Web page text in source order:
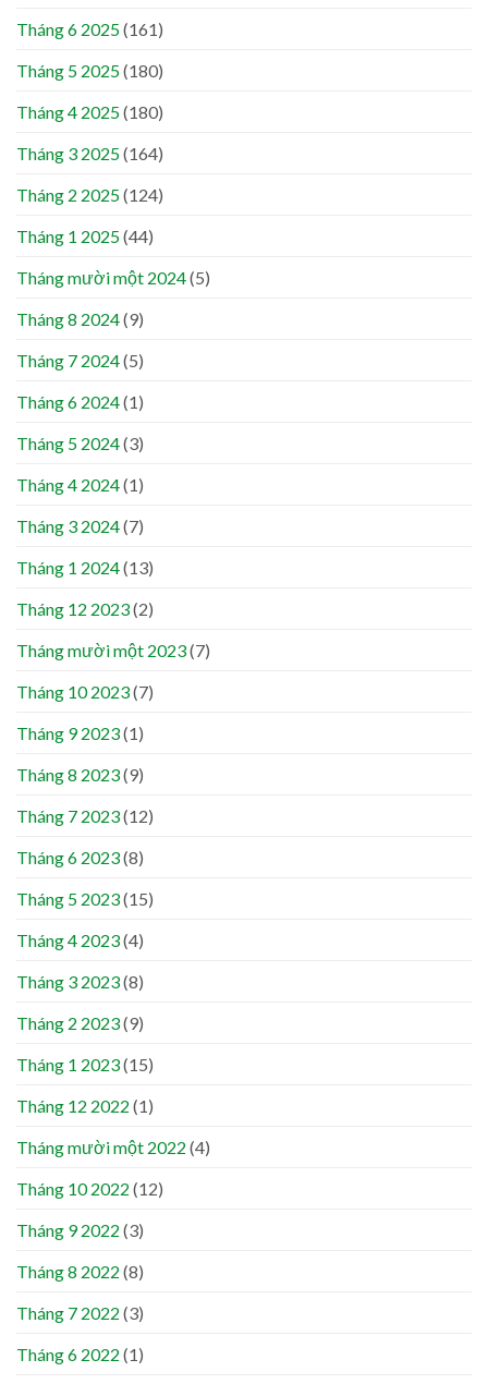
Tháng 6 2025(161)
Tháng 5 2025(180)
Tháng 4 2025(180)
Tháng 3 2025(164)
Tháng 2 2025(124)
Tháng 1 2025(44)
Tháng mười một 2024(5)
Tháng 8 2024(9)
Tháng 7 2024(5)
Tháng 6 2024(1)
Tháng 5 2024(3)
Tháng 4 2024(1)
Tháng 3 2024(7)
Tháng 1 2024(13)
Tháng 12 2023(2)
Tháng mười một 2023(7)
Tháng 10 2023(7)
Tháng 9 2023(1)
Tháng 8 2023(9)
Tháng 7 2023(12)
Tháng 6 2023(8)
Tháng 5 2023(15)
Tháng 4 2023(4)
Tháng 3 2023(8)
Tháng 2 2023(9)
Tháng 1 2023(15)
Tháng 12 2022 (1)
Tháng mười một 2022 (4)
Tháng 10 2022 (12)
Tháng 9 2022 (3)
Tháng 8 2022 (8)
Tháng 7 2022 (3)
Tháng 6 2022 (1)